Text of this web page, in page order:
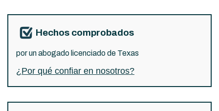
Hechos comprobados
por un abogado licenciado de Texas
¿Por qué confiar en nosotros?